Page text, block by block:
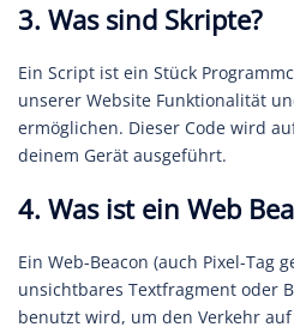
3. Was sind Skripte?
Ein Script ist ein Stück
unserer Website Funktionalität
ermöglichen. Dieser Code wird
deinem Gerät ausgeführt.
4. Was ist ein Web
Ein Web-Beacon (auch Pixel-Tag
unsichtbares Textfragment oder
benutzt wird, um den Verkehr